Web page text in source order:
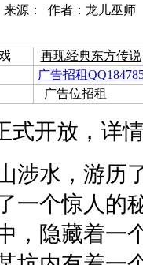
来源： 作者：龙儿巫师
再现经典东方传说
广告招租
广告位招租
式开放，详
涉水，游历
一个惊人的
，隐藏着一